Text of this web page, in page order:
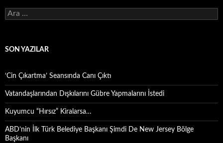
Arama:
SON YAZILAR
‘Cin Çıkartma’ Seansında Canı Çıktı
Vatandaşlarından Dışkılarını Gübre Yapmalarını İstedi
Kuyumcu “Hırsız” Kiralarsa…
ABD’nin İlk Türk Belediye Başkanı Şimdi De New Jersey Bölge
Başkanı